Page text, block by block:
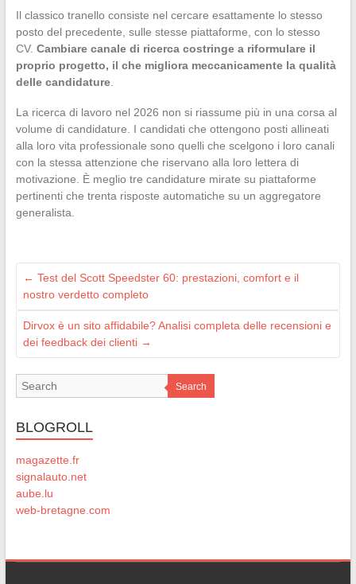
Il classico tranello consiste nel cercare esattamente lo stesso
posto del precedente, sulle stesse piattaforme, con lo stesso
CV. Cambiare canale di ricerca costringe a riformulare il
proprio progetto, il che migliora meccanicamente la qualità
delle candidature.
La ricerca di lavoro nel 2026 non si riassume più in una corsa al
volume di candidature. I candidati che ottengono posti allineati
alla loro vita professionale sono quelli che scelgono i loro canali
con la stessa attenzione che riservano alla loro lettera di
motivazione. È meglio tre candidature mirate su piattaforme
pertinenti che trenta risposte automatiche su un aggregatore
generalista.
← Test del Scott Speedster 60: prestazioni, comfort e il
nostro verdetto completo
Dirvox è un sito affidabile? Analisi completa delle recensioni e
dei feedback dei clienti →
Search
BLOGROLL
magazette.fr
signalauto.net
aube.lu
web-bretagne.com